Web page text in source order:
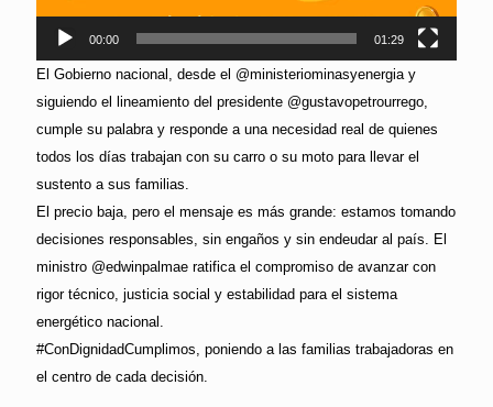
00:00 01:29
El Gobierno nacional, desde el @ministeriominasyenergia y
siguiendo el lineamiento del presidente @gustavopetrourrego,
cumple su palabra y responde a una necesidad real de quienes
todos los días trabajan con su carro o su moto para llevar el
sustento a sus familias.
El precio baja, pero el mensaje es más grande: estamos tomando
decisiones responsables, sin engaños y sin endeudar al país. El
ministro @edwinpalmae ratifica el compromiso de avanzar con
rigor técnico, justicia social y estabilidad para el sistema
energético nacional.
#ConDignidadCumplimos, poniendo a las familias trabajadoras en
el centro de cada decisión.